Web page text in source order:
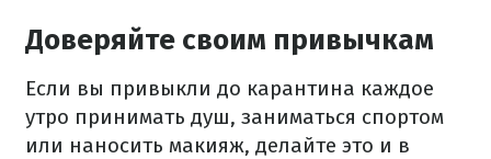
Доверяйте своим привычкам
Если вы привыкли до карантина каждое
утро принимать душ, заниматься спортом
или наносить макияж, делайте это и в